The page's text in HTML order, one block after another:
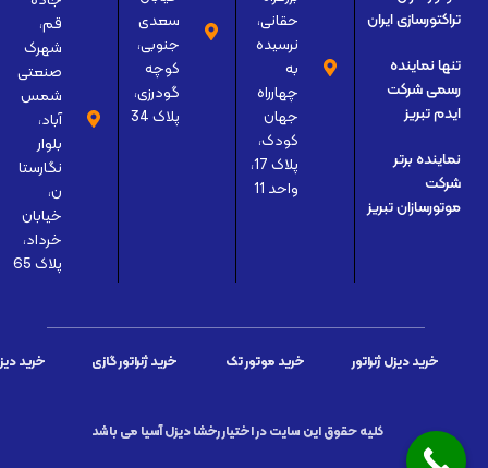
تراکتورسازی ایران
تنها نماینده
رسمی شرکت
ایدم تبریز
نماینده برتر
شرکت
موتورسازان تبریز
حقانی،
نرسیده
به
چهارراه
جهان
کودک،
پلاک 17،
واحد 11
سعدی
جنوبی،
کوچه
گودرزی،
پلاک 34
قم،
شهرک
صنعتی
شمس
آباد،
بلوار
نگارستا
ن،
خیابان
خرداد،
پلاک 65
خرید دیزل ژنراتور خرید موتور تک خرید ژنراتور گازی خرید
کلیه حقوق این سایت در اختیار رخشا دیزل آسیا می باشد